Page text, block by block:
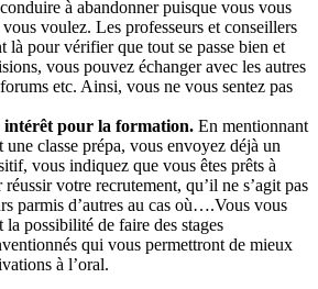
à abandonner puisque vous vous
voulez. Les professeurs et conseillers
là pour vérifier que tout se passe bien et
vous pouvez échanger avec les autres
etc. Ainsi, vous ne vous sentez pas
pour la formation. En mentionnant
classe prépa, vous envoyez déjà un
vous indiquez que vous êtes prêts à
votre recrutement, qu’il ne s’agit pas
parmis d’autres au cas où….Vous vous
la possibilité de faire des stages
qui vous permettront de mieux
à l’oral.